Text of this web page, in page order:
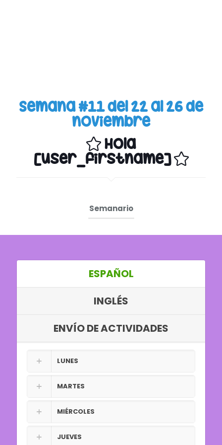
Semana #11 del 22 al 26 de
noviembre
Hola
[user_firstname]
Semanario
ESPAÑOL
INGLÉS
ENVÍO DE ACTIVIDADES
LUNES
MARTES
MIÉRCOLES
JUEVES